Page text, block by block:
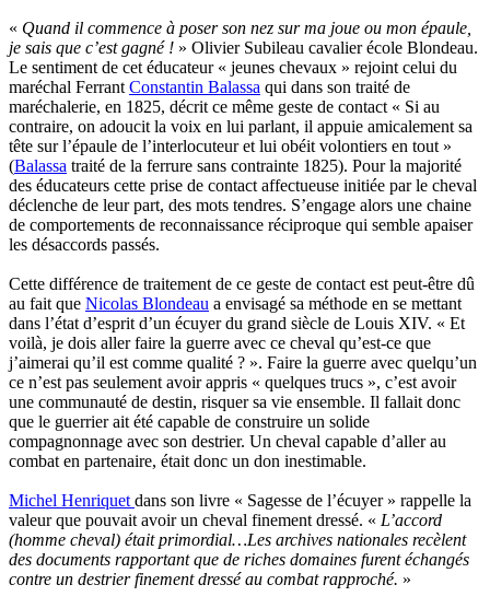
« Quand il commence à poser son nez sur ma joue ou mon épaule,
je sais que c’est gagné ! » Olivier Subileau cavalier école Blondeau.
Le sentiment de cet éducateur « jeunes chevaux » rejoint celui du
maréchal Ferrant Constantin Balassa qui dans son traité de
maréchalerie, en 1825, décrit ce même geste de contact « Si au
contraire, on adoucit la voix en lui parlant, il appuie amicalement sa
tête sur l’épaule de l’interlocuteur et lui obéit volontiers en tout »
(Balassa traité de la ferrure sans contrainte 1825). Pour la majorité
des éducateurs cette prise de contact affectueuse initiée par le cheval
déclenche de leur part, des mots tendres. S’engage alors une chaine
de comportements de reconnaissance réciproque qui semble apaiser
les désaccords passés.
Cette différence de traitement de ce geste de contact est peut-être dû
au fait que Nicolas Blondeau a envisagé sa méthode en se mettant
dans l’état d’esprit d’un écuyer du grand siècle de Louis XIV. « Et
voilà, je dois aller faire la guerre avec ce cheval qu’est-ce que
j’aimerai qu’il est comme qualité ? ». Faire la guerre avec quelqu’un
ce n’est pas seulement avoir appris « quelques trucs », c’est avoir
une communauté de destin, risquer sa vie ensemble. Il fallait donc
que le guerrier ait été capable de construire un solide
compagnonnage avec son destrier. Un cheval capable d’aller au
combat en partenaire, était donc un don inestimable.
Michel Henriquet dans son livre « Sagesse de l’écuyer » rappelle la
valeur que pouvait avoir un cheval finement dressé. « L’accord
(homme cheval) était primordial…Les archives nationales recèlent
des documents rapportant que de riches domaines furent échangés
contre un destrier finement dressé au combat rapproché. »